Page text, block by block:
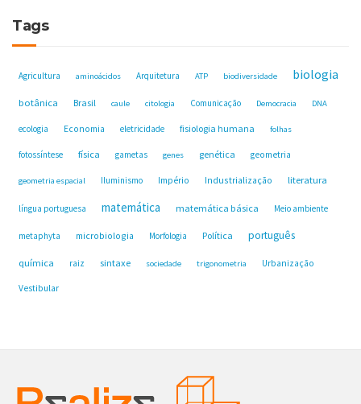
Tags
Agricultura aminoácidos Arquitetura ATP biodiversidade biologia
botânica Brasil caule citologia Comunicação Democracia DNA
ecologia Economia eletricidade fisiologia humana folhas
fotossíntese física gametas genes genética geometria
geometria espacial Iluminismo Império Industrialização literatura
língua portuguesa matemática matemática básica Meio ambiente
metaphyta microbiologia Morfologia Política português
química raiz sintaxe sociedade trigonometria Urbanização
Vestibular